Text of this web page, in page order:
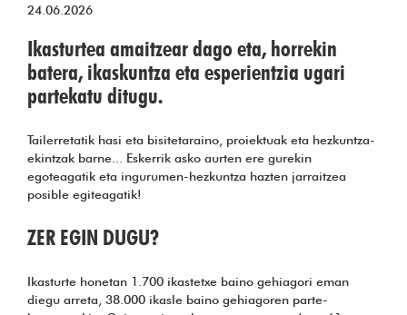
24.06.2026
Ikasturtea amaitzear dago eta, horrekin
batera, ikaskuntza eta esperientzia ugari
partekatu ditugu.
Tailerretatik hasi eta bisitetaraino, proiektuak eta hezkuntza-
ekintzak barne... Eskerrik asko aurten ere gurekin
egoteagatik eta ingurumen-hezkuntza hazten jarraitzea
posible egiteagatik!
ZER EGIN DUGU?
Ikasturte honetan 1.700 ikastetxe baino gehiagori eman
diegu arreta, 38.000 ikasle baino gehiagoren parte-